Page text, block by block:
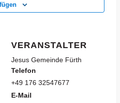
VERANSTALTER
Jesus Gemeinde Fürth
Telefon
+49 176 32547677
E-Mail